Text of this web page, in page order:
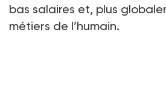
bas salaires et, plus
métiers de l’humain.